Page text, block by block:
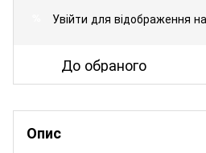
Увійти для відображення
До обраного
Опис